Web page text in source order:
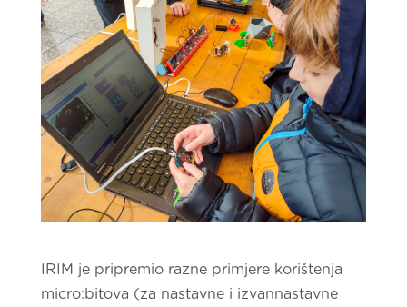
IRIM je pripremio razne primjere korištenja
micro:bitova (za nastavne i izvannastavne